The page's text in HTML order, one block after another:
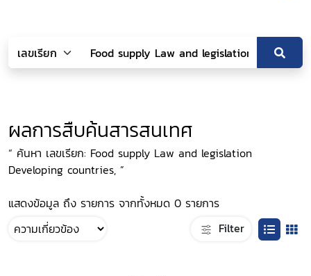
ผลการสืบค้นสารสนเทศ
“ ค้นหา เลขเรียก: Food supply Law and legislation
Developing countries, ”
แสดงข้อมูล ถึง รายการ จากทั้งหมด 0 รายการ
Filter